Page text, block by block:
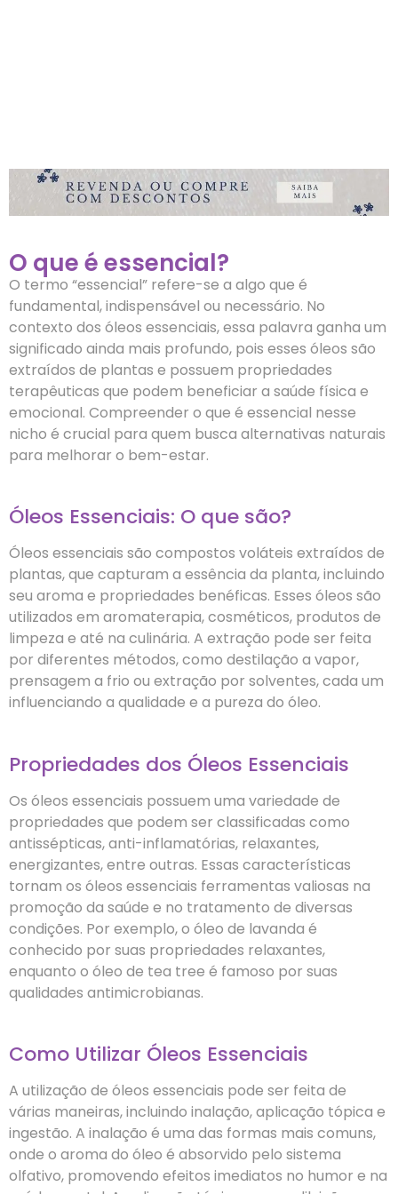
O que é essencial?
O termo “essencial” refere-se a algo que é
fundamental, indispensável ou necessário. No
contexto dos óleos essenciais, essa palavra ganha um
significado ainda mais profundo, pois esses óleos são
extraídos de plantas e possuem propriedades
terapêuticas que podem beneficiar a saúde física e
emocional. Compreender o que é essencial nesse
nicho é crucial para quem busca alternativas naturais
para melhorar o bem-estar.
Óleos Essenciais: O que são?
Óleos essenciais são compostos voláteis extraídos de
plantas, que capturam a essência da planta, incluindo
seu aroma e propriedades benéficas. Esses óleos são
utilizados em aromaterapia, cosméticos, produtos de
limpeza e até na culinária. A extração pode ser feita
por diferentes métodos, como destilação a vapor,
prensagem a frio ou extração por solventes, cada um
influenciando a qualidade e a pureza do óleo.
Propriedades dos Óleos Essenciais
Os óleos essenciais possuem uma variedade de
propriedades que podem ser classificadas como
antissépticas, anti-inflamatórias, relaxantes,
energizantes, entre outras. Essas características
tornam os óleos essenciais ferramentas valiosas na
promoção da saúde e no tratamento de diversas
condições. Por exemplo, o óleo de lavanda é
conhecido por suas propriedades relaxantes,
enquanto o óleo de tea tree é famoso por suas
qualidades antimicrobianas.
Como Utilizar Óleos Essenciais
A utilização de óleos essenciais pode ser feita de
várias maneiras, incluindo inalação, aplicação tópica e
ingestão. A inalação é uma das formas mais comuns,
onde o aroma do óleo é absorvido pelo sistema
olfativo, promovendo efeitos imediatos no humor e na